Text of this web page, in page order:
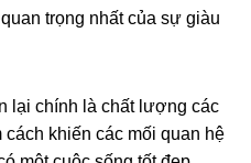
trọng nhất của sự giàu
lại chính là chất lượng các
cách khiến các mối quan hệ